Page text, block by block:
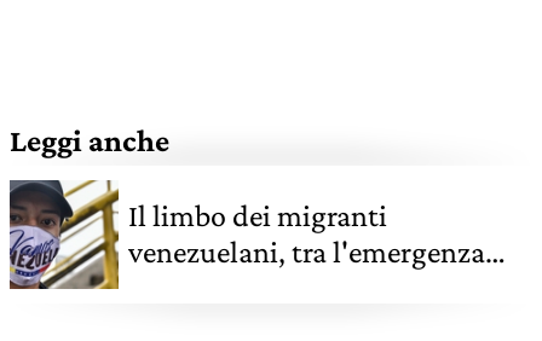
Leggi anche
Il limbo dei migranti
venezuelani, tra l'emergenza